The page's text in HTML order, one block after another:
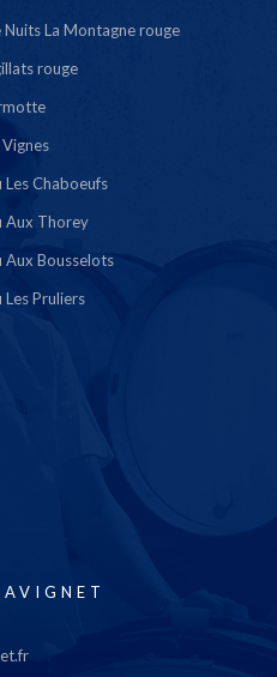
La Montagne rouge
rouge
Chaboeufs
Aux Thorey
Aux Bousselots
Pruliers